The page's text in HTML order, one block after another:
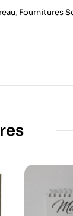
, Fournitures